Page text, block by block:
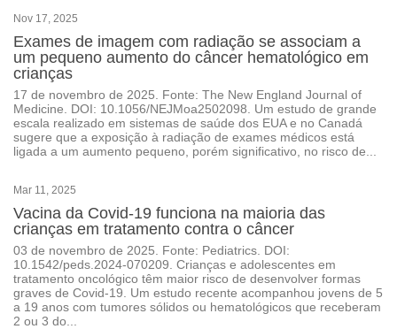
Nov 17, 2025
Exames de imagem com radiação se associam a
um pequeno aumento do câncer hematológico em
crianças
17 de novembro de 2025. Fonte: The New England Journal of
Medicine. DOI: 10.1056/NEJMoa2502098. Um estudo de grande
escala realizado em sistemas de saúde dos EUA e no Canadá
sugere que a exposição à radiação de exames médicos está
ligada a um aumento pequeno, porém significativo, no risco de...
Mar 11, 2025
Vacina da Covid-19 funciona na maioria das
crianças em tratamento contra o câncer
03 de novembro de 2025. Fonte: Pediatrics. DOI:
10.1542/peds.2024-070209. Crianças e adolescentes em
tratamento oncológico têm maior risco de desenvolver formas
graves de Covid-19. Um estudo recente acompanhou jovens de 5
a 19 anos com tumores sólidos ou hematológicos que receberam
2 ou 3 do...